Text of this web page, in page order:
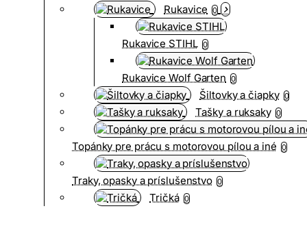
Rukavice 0
Rukavice STIHL 0
Rukavice Wolf Garten 0
Šiltovky a čiapky 0
Tašky a ruksaky 0
Topánky pre prácu s motorovou pílou a iné 0
Traky, opasky a príslušenstvo 0
Tričká 0